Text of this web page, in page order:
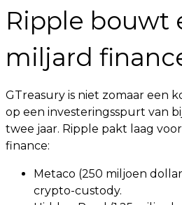
Ripple bouwt
miljard
GTreasury is niet zomaar een
op een investeringsspurt van
twee jaar. Ripple pakt laag
finance:
Metaco (250 miljoen
crypto-custody.